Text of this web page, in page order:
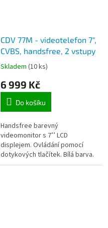
CDV 77M - videotelefon 7",
CVBS, handsfree, 2 vstupy
Skladem (10 ks)
6 999 Kč
Do košíku
Handsfree barevný
videomonitor s 7’’ LCD
displejem. Ovládání pomocí
dotykových tlačítek. Bílá barva.
Napájení 230VAC. Videomonitor